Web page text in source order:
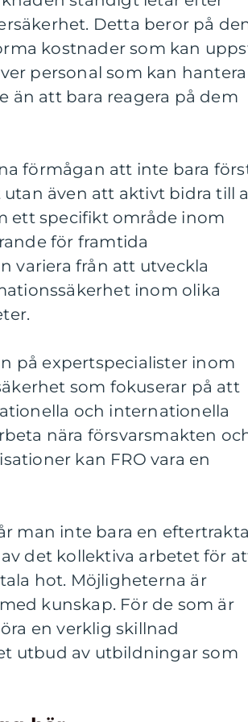
Detta beror på
kostnader som kan
personal som kan hantera
än att bara reagera på dem
förmågan att inte bara
även att aktivt bidra till
ett specifikt område inom
för framtida
variera från att utveckla
inom olika
på expertspecialister inom
som fokuserar på att
och internationella
nära försvarsmakten
kan FRO vara en
man inte bara en
det kollektiva arbetet för
hot. Möjligheterna är
kunskap. För de som är
en verklig skillnad
utbud av utbildningar som